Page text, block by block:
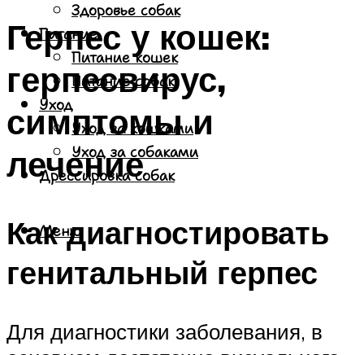
Здоровье собак
Питание
Питание кошек
Питание собак
Уход
Уход за кошками
Уход за собаками
Дрессировка собак
Меню
Герпес у кошек:
герпесвирус,
симптомы и
лечение
Как диагностировать
генитальный герпес
Для диагностики заболевания, в